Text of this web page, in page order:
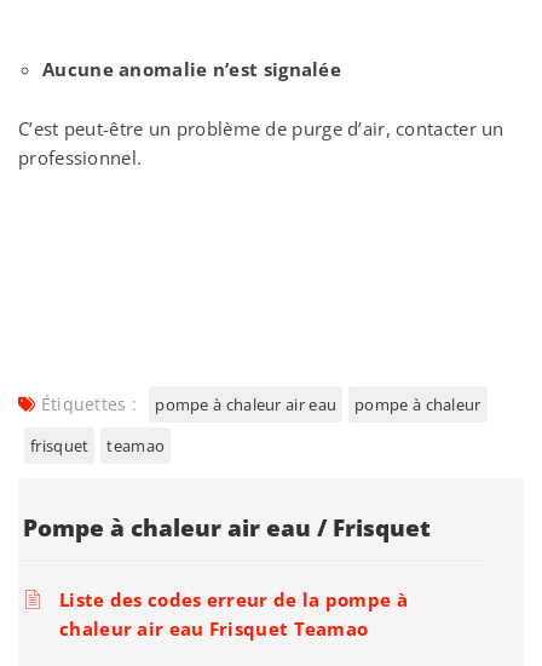
Aucune anomalie n’est signalée
C’est peut-être un problème de purge d’air, contacter un
professionnel.
Étiquettes : pompe à chaleur air eau
pompe à chaleur
frisquet
teamao
Pompe à chaleur air eau / Frisquet
Liste des codes erreur de la pompe à
chaleur air eau Frisquet Teamao